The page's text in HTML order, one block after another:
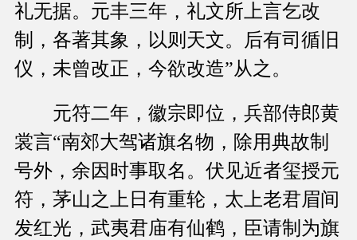
礼无据。元丰三年，礼文所上言乞改
制，各著其象，以则天文。后有司循旧
仪，未曾改正，今欲改造”从之。
元符二年，徽宗即位，兵部侍郎黄
裳言“南郊大驾诸旗名物，除用典故制
号外，余因时事取名。伏见近者玺授元
符，茅山之上日有重轮，太上老君眉间
发红光，武夷君庙有仙鹤，臣请制为旗